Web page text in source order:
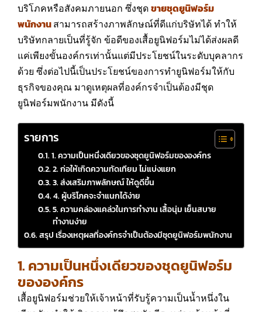
บริโภคหรือสังคมภายนอก ซึ่งชุดขายชุดยูนิฟอร์ม
พนักงานสามารถสร้างภาพลักษณ์ที่ดีแก่บริษัทได้ ทำให้
บริษัทกลายเป็นที่รู้จัก ข้อดีของเสื้อยูนิฟอร์มไม่ได้ส่งผลดี
แค่เพียงขั้นองค์กรเท่านั้นแต่มีประโยชน์ในระดับบุคลากร
ด้วย ซึ่งต่อไปนี้เป็นประโยชน์ของการทำยูนิฟอร์มให้กับ
ธุรกิจของคุณ มาดูเหตุผลที่องค์กรจำเป็นต้องมีชุด
ยูนิฟอร์มพนักงาน มีดังนี้
รายการ
1. ความเป็นหนึ่งเดียวของชุดยูนิฟอร์มขององค์กร
2. ก่อให้เกิดความทัดเทียม ไม่แบ่งแยก
3. ส่งเสริมภาพลักษณ์ ให้ดูดีขึ้น
4. ผู้บริโภคจะจำแนกได้ง่าย
5. ความคล่องแคล่วในการทำงาน เสื้อนุ่ม เย็นสบาย
ทำงานง่าย
สรุป เรื่องเหตุผลที่องค์กรจำเป็นต้องมีชุดยูนิฟอร์มพนักงาน
1. ความเป็นหนึ่งเดียวของชุดยูนิฟอร์ม
ขององค์กร
เสื้อยูนิฟอร์มช่วยให้เจ้าหน้าที่รับรู้ความเป็นน้ำหนึ่งใน